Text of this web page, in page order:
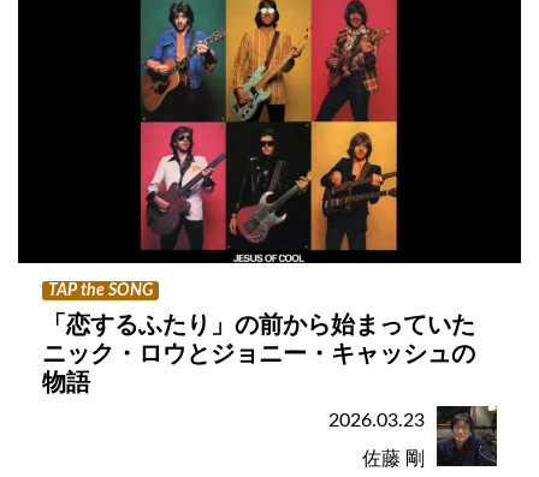
TAP the SONG
「恋するふたり」の前から始まっていた
ニック・ロウとジョニー・キャッシュの
物語
2026.03.23
佐藤 剛